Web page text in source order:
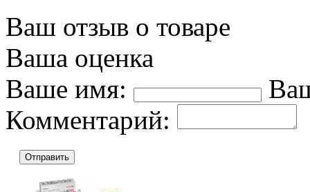
Ваш отзыв о товаре
Ваша оценка
Ваше имя:
Комментарий:
Отправить